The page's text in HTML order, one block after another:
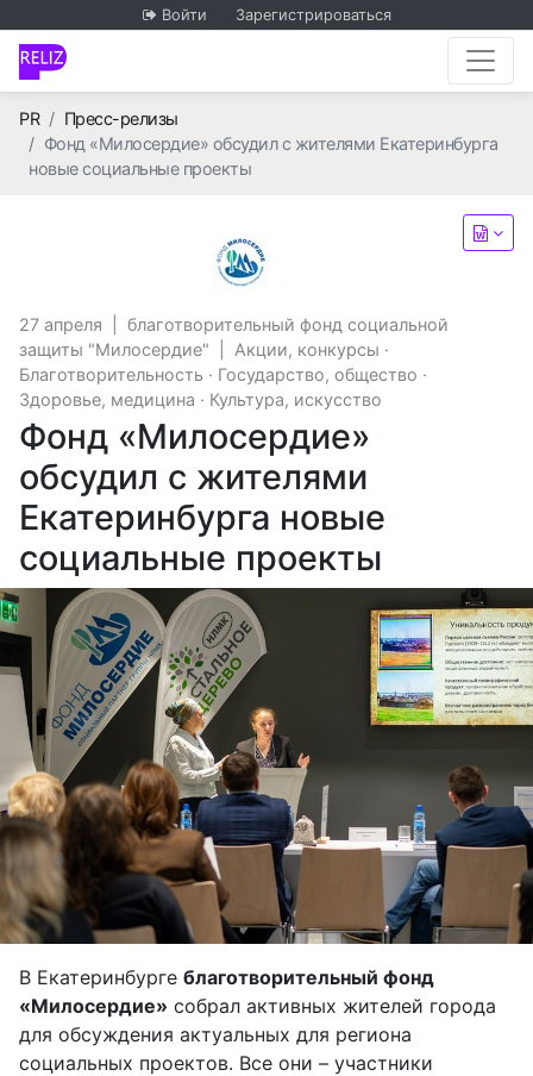
Войти Зарегистрироваться
PRГлавная
Пресс-релизы
Фонд «Милосердие» обсудил с жителями Екатеринбурга
новые социальные проекты
благотворительный фонд
27 апреля
благотворительный фонд социальной
защиты "Милосердие"
Акции, конкурсы ·
Благотворительность · Государство, общество ·
Здоровье, медицина · Культура, искусство
Фонд «Милосердие»
обсудил с жителями
Екатеринбурга новые
социальные проекты
В Екатеринбурге благотворительный фонд
«Милосердие» собрал активных жителей города
для обсуждения актуальных для региона
социальных проектов. Все они – участники